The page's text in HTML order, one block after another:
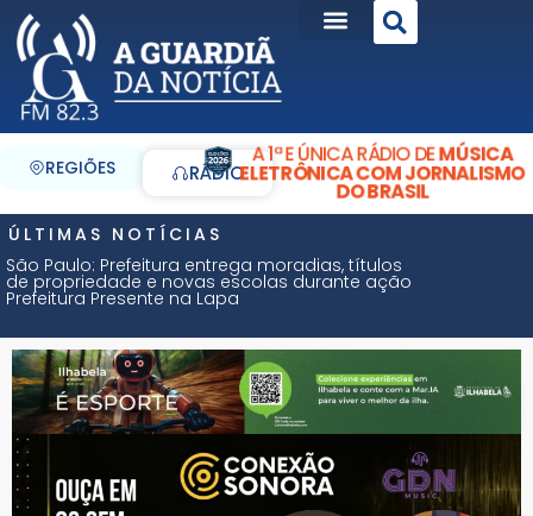
REGIÕES RÁDIO
A 1ª E ÚNICA RÁDIO DEMÚSICA
ELETRÔNICA COM JORNALISMO
DO BRASIL
ÚLTIMAS NOTÍCIAS
São Paulo: Prefeitura entrega moradias, títulos
de propriedade e novas escolas durante ação
Prefeitura Presente na Lapa